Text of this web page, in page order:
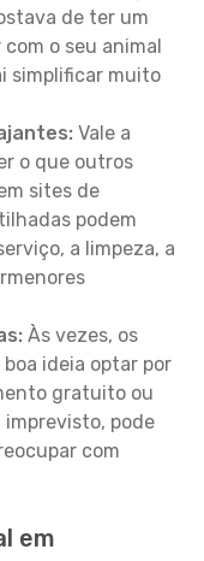
de ter um
o seu animal
simplificar muito
Vale a
o que outros
sites de
podem
a limpeza, a
Às vezes, os
boa ideia optar por
gratuito ou
pode
com
em